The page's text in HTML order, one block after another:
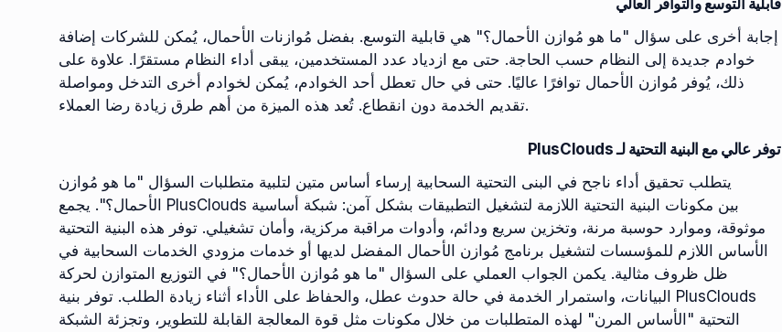
قابلية التوسع والتوافر العالي
إجابة أخرى على سؤال "ما هو مُوازن الأحمال؟" هي قابلية التوسع. بفضل مُوازنات الأحمال، يُمكن للشركات إضافة
خوادم جديدة إلى النظام حسب الحاجة. حتى مع ازدياد عدد المستخدمين، يبقى أداء النظام مستقرًا. علاوة على
ذلك، يُوفر مُوازن الأحمال توافرًا عاليًا. حتى في حال تعطل أحد الخوادم، يُمكن لخوادم أخرى التدخل ومواصلة
تقديم الخدمة دون انقطاع. تُعد هذه الميزة من أهم طرق زيادة رضا العملاء.
توفر عالي مع البنية التحتية لـ PlusClouds
يتطلب تحقيق أداء ناجح في البنى التحتية السحابية إرساء أساس متين لتلبية متطلبات السؤال "ما هو مُوازن
الأحمال؟". يجمع PlusClouds بين مكونات البنية التحتية اللازمة لتشغيل التطبيقات بشكل آمن: شبكة أساسية
موثوقة، وموارد حوسبة مرنة، وتخزين سريع ودائم، وأدوات مراقبة مركزية، وأمان تشغيلي. توفر هذه البنية التحتية
الأساس اللازم للمؤسسات لتشغيل برنامج مُوازن الأحمال المفضل لديها أو خدمات مزودي الخدمات السحابية في
ظل ظروف مثالية. يكمن الجواب العملي على السؤال "ما هو مُوازن الأحمال؟" في التوزيع المتوازن لحركة
البيانات، واستمرار الخدمة في حالة حدوث عطل، والحفاظ على الأداء أثناء زيادة الطلب. توفر بنية PlusClouds
التحتية "الأساس المرن" لهذه المتطلبات من خلال مكونات مثل قوة المعالجة القابلة للتطوير، وتجزئة الشبكة